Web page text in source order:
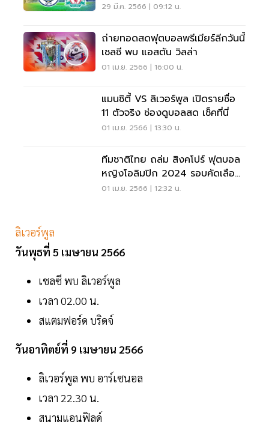
29 มี.ค. 2566 | 09:12 น.
ถ่ายทอดสดฟุตบอลพรีเมียร์ลีกวันนี้
เชลซี พบ แอสตัน วิลล่า
01 เม.ย. 2566 | 16:00 น.
แมนซิตี้ VS ลิเวอร์พูล เปิดรายชื่อ
11 ตัวจริง ช่องดูบอลสด เช็คที่นี่
01 เม.ย. 2566 | 13:30 น.
ทีมชาติไทย ถล่ม สิงคโปร์ ฟุตบอล
หญิงโอลิมปิก 2024 รอบคัดเลือก
รอบแรก
01 เม.ย. 2566 | 12:32 น.
ลิเวอร์พูล
วันพุธที่ 5 เมษายน 2566
เชลซี พบ ลิเวอร์พูล
เวลา 02.00 น.
สแตมฟอร์ด บริดจ์
วันอาทิตย์ที่ 9 เมษายน 2566
ลิเวอร์พูล พบ อาร์เซนอล
เวลา 22.30 น.
สนามแอนฟิลด์